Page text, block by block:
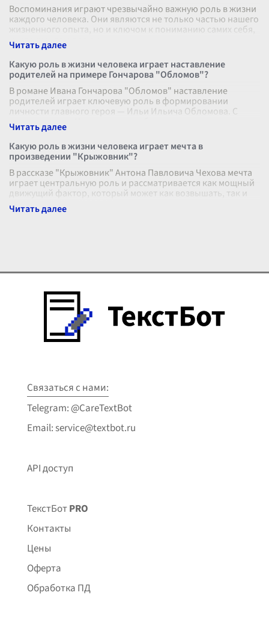
Воспоминания играют чрезвычайно важную роль в жизни
каждого человека. Они являются не только частью нашего
жизненного опыта, но и ключом к пониманию самих себя,
инструментом для ли
Какую роль в жизни человека играет наставление
родителей на примере Гончарова "Обломов"?
В романе Ивана Гончарова "Обломов" наставление
родителей играет ключевую роль в формировании
личности главного героя — Ильи Ильича Обломова. С
самого детства Илюша рос в любви и за
Какую роль в жизни человека играет мечта в
произведении "Крыжовник"?
В рассказе "Крыжовник" Антона Павловича Чехова мечта
играет центральную роль и рассматривается как мощный
движущий фактор, который может как возвышать, так и
искажать жизнь человек
Связаться с нами:
Telegram: @CareTextBot
Email: service@textbot.ru
API доступ
ТекстБотPRO
Контакты
Цены
Оферта
Обработка ПД